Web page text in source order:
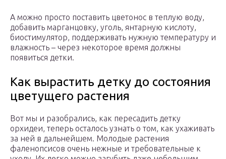
А можно просто поставить цветонос в теплую воду,
добавить марганцовку, уголь, янтарную кислоту,
биостимулятор, поддерживать нужную температуру и
влажность – через некоторое время должны
появиться детки.
Как вырастить детку до состояния
цветущего растения
Вот мы и разобрались, как пересадить детку
орхидеи, теперь осталось узнать о том, как ухаживать
за ней в дальнейшем. Молодые растения
фаленопсисов очень нежные и требовательные к